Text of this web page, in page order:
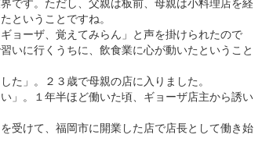
ということですね。
ョーザ、覚えてみらん」と声を掛けられたので
いに行くうちに、飲食業に心が動いたということ
た」。２３歳で母親の店に入りました。
」。１年半ほど働いた頃、ギョーザ店主から誘い
受けて、福岡市に開業した店で店長として働き始